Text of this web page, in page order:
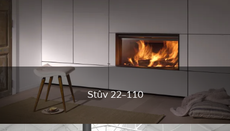
Stûv 22-110